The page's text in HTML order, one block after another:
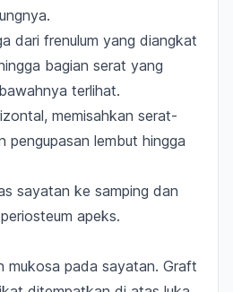
dari frenulum yang diangkat
bagian serat yang
terlihat.
memisahkan serat-
pengupasan lembut hingga
sayatan ke samping dan
apeks.
mukosa pada sayatan. Graft